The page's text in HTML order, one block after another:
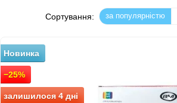
Сортування: за популярністю
Новинка
−25%
залишилося 4 дні